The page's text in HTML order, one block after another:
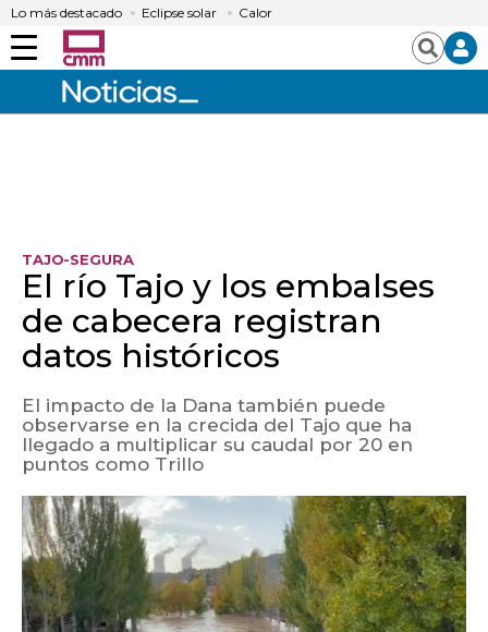
Lo más destacado Eclipse solar Calor
Menú Buscar
TAJO-SEGURA
El río Tajo y los embalses
de cabecera registran
datos históricos
El impacto de la Dana también puede
observarse en la crecida del Tajo que ha
llegado a multiplicar su caudal por 20 en
puntos como Trillo